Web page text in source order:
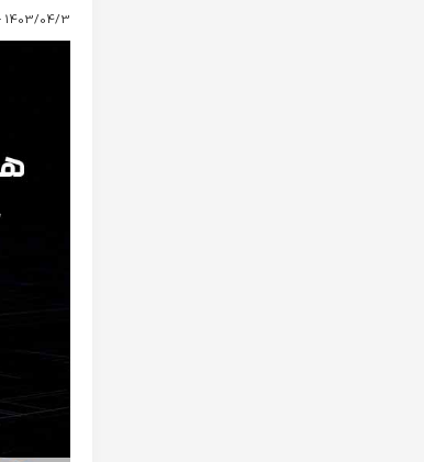
1403/04/3 -